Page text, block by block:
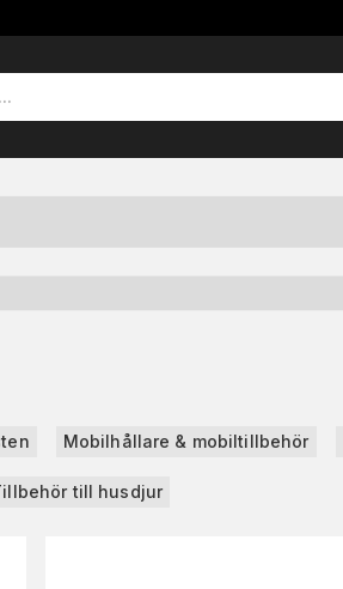
Mobilhållare & mobiltillbehör
till husdjur